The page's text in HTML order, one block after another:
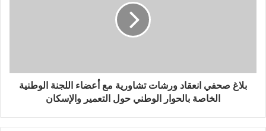
بلاغ صحفي انعقاد ورشات تشاورية مع أعضاء اللجنة الوطنية
الخاصة بالحوار الوطني حول التعمير والإسكان